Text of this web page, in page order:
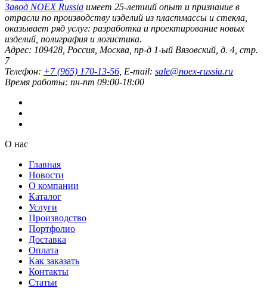
Завод NOEX Russia имеет 25-летний опыт и признание в
отрасли по производству изделий из пластмассы и стекла,
оказывает ряд услуг: разработка и проектирование новых
изделий, полиграфия и логистика.
Адрес: 109428 Россия Москва пр-д 1-ый Вязовский, д. 4, стр.
7
Телефон: +7 (965) 170-13-56 , E-mail: sale@noex-russia.ru
Время работы: пн-пт 09:00-18:00
О нас
Главная
Новости
О компании
Каталог
Услуги
Производство
Портфолио
Доставка
Оплата
Как заказать
Контакты
Статьи